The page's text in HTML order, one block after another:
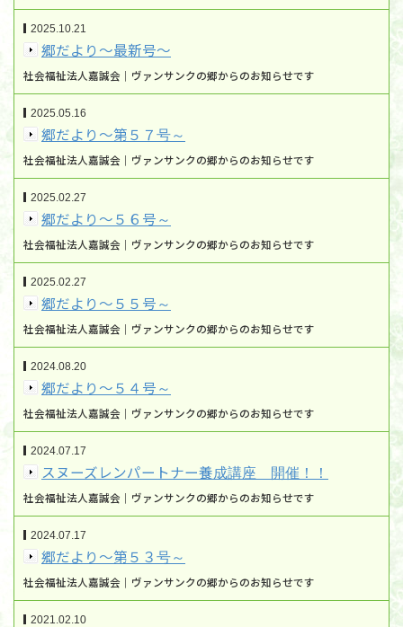
2025.10.21
郷だより～最新号～
社会福祉法人嘉誠会｜ヴァンサンクの郷からのお知らせです
2025.05.16
郷だより～第５７号～
社会福祉法人嘉誠会｜ヴァンサンクの郷からのお知らせです
2025.02.27
郷だより～５６号～
社会福祉法人嘉誠会｜ヴァンサンクの郷からのお知らせです
2025.02.27
郷だより～５５号～
社会福祉法人嘉誠会｜ヴァンサンクの郷からのお知らせです
2024.08.20
郷だより～５４号～
社会福祉法人嘉誠会｜ヴァンサンクの郷からのお知らせです
2024.07.17
スヌーズレンパートナー養成講座 開催！！
社会福祉法人嘉誠会｜ヴァンサンクの郷からのお知らせです
2024.07.17
郷だより～第５３号～
社会福祉法人嘉誠会｜ヴァンサンクの郷からのお知らせです
2021.02.10